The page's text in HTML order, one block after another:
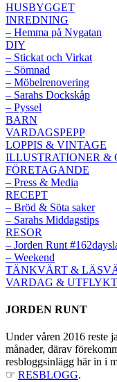
HUSBYGGET
INREDNING
– Hemma på Nygatan
DIY
– Stickat och Virkat
– Sömnad
– Möbelrenovering
– Sarahs Dockskåp
– Pyssel
BARN
VARDAGSPEPP
LOPPIS & VINTAGE
ILLUSTRATIONER &
FÖRETAGANDE
– Press & Media
RECEPT
– Bröd & Söta saker
– Sarahs Middagstips
RESOR
– Jorden Runt
– Weekend
TÄNKVÄRT &
VARDAG &
JORDEN RUNT
Under våren 2016 reste
månader, därav
resbloggsinlägg här in i
☞ RESBLOGG.